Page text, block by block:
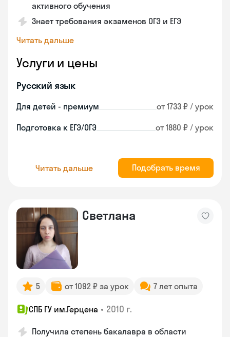
активного обучения
Знает требования экзаменов ОГЭ и ЕГЭ
Читать дальше
Услуги и цены
Русский язык
Для детей - премиум от 1733 ₽ / урок
Подготовка к ЕГЭ/ОГЭ от 1880 ₽ / урок
Читать дальше Подобрать время
Светлана
5 от 1092 ₽ за урок 7 лет опыта
СПБ ГУ им.Герцена • 2010 г.
Получила степень бакалавра в области